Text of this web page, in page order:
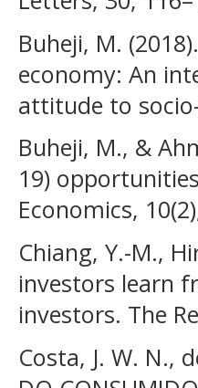
Buheji, M.
economy: An
attitude to
Buheji, M., &
19)
Economics,
Chiang, Y.-M.,
investors learn
investors. The
Costa, J. W. N.,